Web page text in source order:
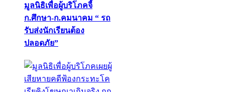
มูลนิธิเพื่อผู้บริโภคจี้
ก.ศึกษา-ก.คมนาคม “ รถ
รับส่งนักเรียนต้อง
ปลอดภัย”